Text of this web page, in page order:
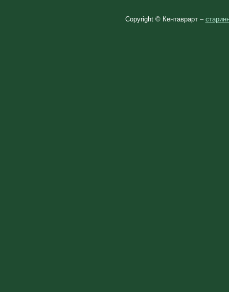
Copyright © Кентаврарт –